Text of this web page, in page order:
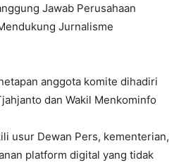
Jawab Perusahaan
Jurnalisme
anggota komite dihadiri
dan Wakil Menkominfo
usur Dewan Pers, kementerian,
platform digital yang tidak